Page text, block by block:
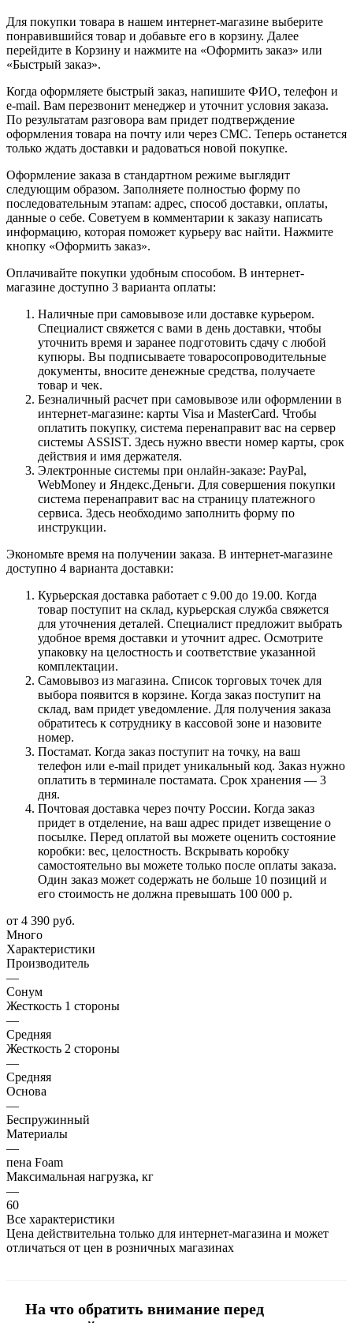
Для покупки товара в нашем интернет-магазине выберите
понравившийся товар и добавьте его в корзину. Далее
перейдите в Корзину и нажмите на «Оформить заказ» или
«Быстрый заказ».
Когда оформляете быстрый заказ, напишите ФИО, телефон и
e-mail. Вам перезвонит менеджер и уточнит условия заказа.
По результатам разговора вам придет подтверждение
оформления товара на почту или через СМС. Теперь останется
только ждать доставки и радоваться новой покупке.
Оформление заказа в стандартном режиме выглядит
следующим образом. Заполняете полностью форму по
последовательным этапам: адрес, способ доставки, оплаты,
данные о себе. Советуем в комментарии к заказу написать
информацию, которая поможет курьеру вас найти. Нажмите
кнопку «Оформить заказ».
Оплачивайте покупки удобным способом. В интернет-
магазине доступно 3 варианта оплаты:
Наличные при самовывозе или доставке курьером.
Специалист свяжется с вами в день доставки, чтобы
уточнить время и заранее подготовить сдачу с любой
купюры. Вы подписываете товаросопроводительные
документы, вносите денежные средства, получаете
товар и чек.
Безналичный расчет при самовывозе или оформлении в
интернет-магазине: карты Visa и MasterCard. Чтобы
оплатить покупку, система перенаправит вас на сервер
системы ASSIST. Здесь нужно ввести номер карты, срок
действия и имя держателя.
Электронные системы при онлайн-заказе: PayPal,
WebMoney и Яндекс.Деньги. Для совершения покупки
система перенаправит вас на страницу платежного
сервиса. Здесь необходимо заполнить форму по
инструкции.
Экономьте время на получении заказа. В интернет-магазине
доступно 4 варианта доставки:
Курьерская доставка работает с 9.00 до 19.00. Когда
товар поступит на склад, курьерская служба свяжется
для уточнения деталей. Специалист предложит выбрать
удобное время доставки и уточнит адрес. Осмотрите
упаковку на целостность и соответствие указанной
комплектации.
Самовывоз из магазина. Список торговых точек для
выбора появится в корзине. Когда заказ поступит на
склад, вам придет уведомление. Для получения заказа
обратитесь к сотруднику в кассовой зоне и назовите
номер.
Постамат. Когда заказ поступит на точку, на ваш
телефон или e-mail придет уникальный код. Заказ нужно
оплатить в терминале постамата. Срок хранения — 3
дня.
Почтовая доставка через почту России. Когда заказ
придет в отделение, на ваш адрес придет извещение о
посылке. Перед оплатой вы можете оценить состояние
коробки: вес, целостность. Вскрывать коробку
самостоятельно вы можете только после оплаты заказа.
Один заказ может содержать не больше 10 позиций и
его стоимость не должна превышать 100 000 р.
от 4 390 руб.
Много
Характеристики
Производитель
—
Сонум
Жесткость 1 стороны
—
Средняя
Жесткость 2 стороны
—
Средняя
Основа
—
Беспружинный
Материалы
—
пена Foam
Максимальная нагрузка, кг
—
60
Все характеристики
Цена действительна только для интернет-магазина и может
отличаться от цен в розничных магазинах
На что обратить внимание перед